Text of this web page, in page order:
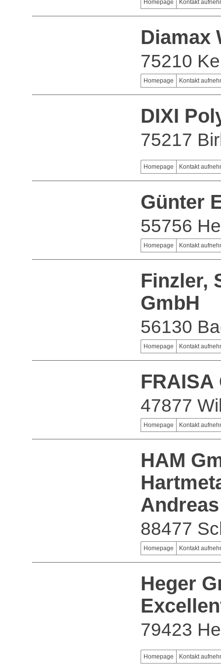
Homepage Kontakt
Diamax
75210
Homepage Kontakt
DIXI
75217
Homepage Kontakt
Günter
55756
Homepage Kontakt
Finzler,
GmbH
56130
Homepage Kontakt
FRAISA
47877
Homepage Kontakt
HAM
88477
Homepage Kontakt
Heger
79423
Homepage Kontakt